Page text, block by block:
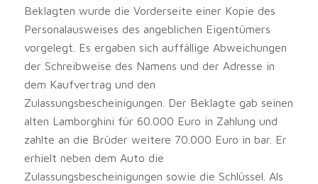
Beklagten wurde die Vorderseite einer Kopie des
Personalausweises des angeblichen Eigentümers
vorgelegt. Es ergaben sich auffällige Abweichungen
der Schreibweise des Namens und der Adresse in
dem Kaufvertrag und den
Zulassungsbescheinigungen. Der Beklagte gab seinen
alten Lamborghini für 60.000 Euro in Zahlung und
zahlte an die Brüder weitere 70.000 Euro in bar. Er
erhielt neben dem Auto die
Zulassungsbescheinigungen sowie die Schlüssel. Als